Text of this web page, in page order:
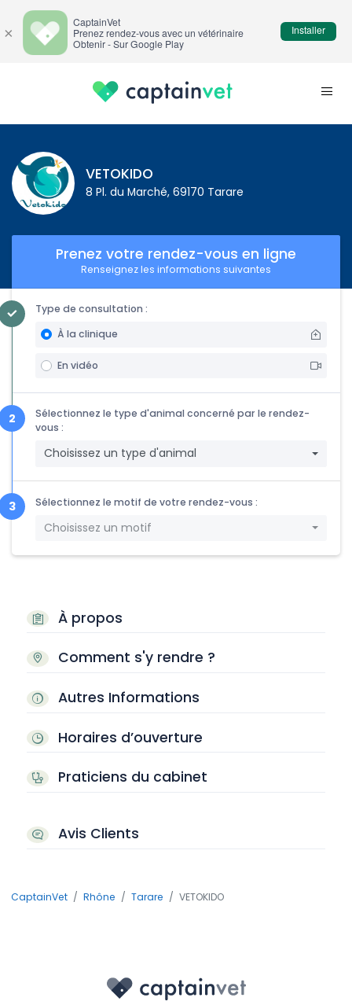
VETOKIDO
8 Pl. du Marché, 69170 Tarare
À propos
Comment s'y rendre ?
Autres Informations
Horaires d’ouverture
Praticiens du cabinet
Avis Clients
Prenez votre rendez-vous en ligne
Renseignez les informations suivantes
Type de consultation :
À la clinique
En vidéo
Sélectionnez le type d'animal concerné par le rendez-
vous :
Choisissez un type d'animal
Sélectionnez le motif de votre rendez-vous :
Choisissez un motif
CaptainVet Rhône Tarare VETOKIDO
×
CaptainVet
Prenez rendez-vous avec un vétérinaire
Obtenir - Sur Google Play
Installer